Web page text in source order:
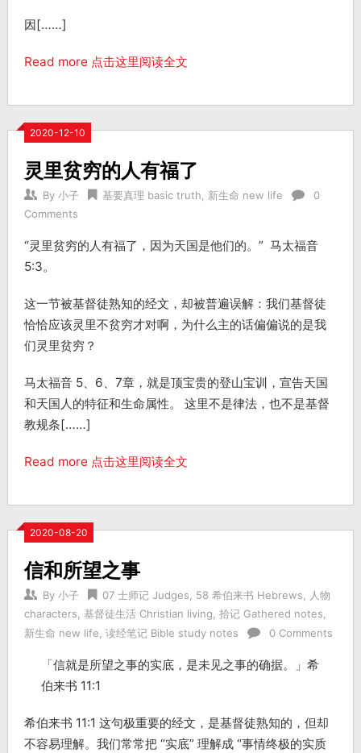
因[……]
Read more 点击这里阅读全文
2020-12-10
灵里贫穷的人有福了
By 小子 基要真理 basic truth 新生命 new life
0
Comments
“灵里贫穷的人有福了，因为天国是他们的。” 马太福音
5:3。
这一节被基督徒熟知的经文，却被普遍误解：我们基督徒
恰恰应该灵里不贫穷才对啊，为什么主的话偏偏说的是我
们灵里贫穷？
马太福音 5、6、7章，就是顶宝贵的登山宝训，宣告天国
和天国人的特征和生命属性。 这里不是律法，也不是基督
教规条[……]
Read more 点击这里阅读全文
2020-08-20
信和所望之事
By 小子 07 士师记 Judges 58 希伯来书 Hebrews
人物
characters 基督徒生活 Christian living 拾记 Gathered notes
新生命 new life 读经笔记 Bible study notes 0 Comments
「信就是所望之事的实底，是未见之事的确据。」希
伯来书 11:1
希伯来书 11:1 这句极重要的经文，是基督徒熟知的，但却
不容易理解。我们常常把 “实底” 理解成 “事情终极的实质